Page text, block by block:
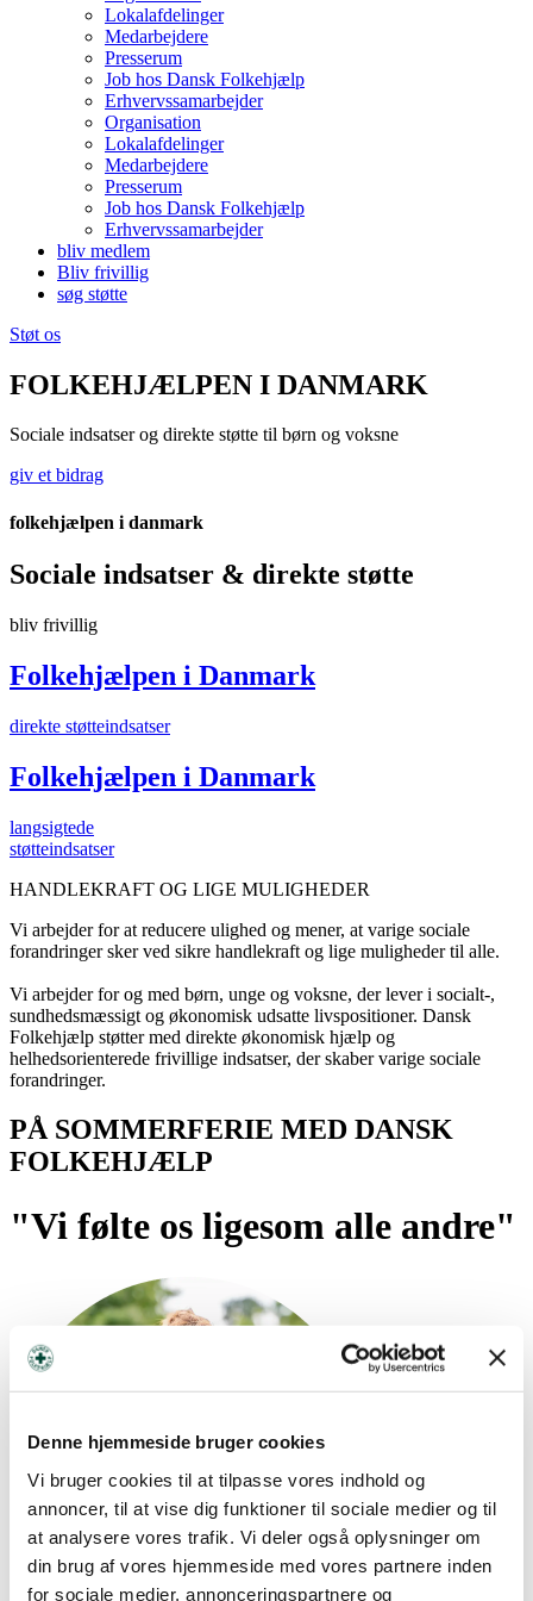
Denne hjemmeside bruger cookies
Vi bruger cookies til at tilpasse vores indhold og
annoncer, til at vise dig funktioner til sociale medier og til
at analysere vores trafik. Vi deler også oplysninger om
din brug af vores hjemmeside med vores partnere inden
for sociale medier, annonceringspartnere og
Lokalafdelinger
Medarbejdere
Presserum
Job hos Dansk Folkehjælp
Erhvervssamarbejder
Organisation
Lokalafdelinger
Medarbejdere
Presserum
Job hos Dansk Folkehjælp
Erhvervssamarbejder
bliv medlem
Bliv frivillig
søg støtte
Støt os
FOLKEHJÆLPEN I DANMARK
Sociale indsatser og direkte støtte til børn og voksne
giv et bidrag
folkehjælpen i danmark
Sociale indsatser & direkte støtte
bliv frivillig
Folkehjælpen i Danmark
direkte støtteindsatser
Folkehjælpen i Danmark
langsigtede
støtteindsatser
HANDLEKRAFT OG LIGE MULIGHEDER
Vi arbejder for at reducere ulighed og mener, at varige sociale
forandringer sker ved sikre handlekraft og lige muligheder til alle.
Vi arbejder for og med børn, unge og voksne, der lever i socialt-,
sundhedsmæssigt og økonomisk udsatte livspositioner. Dansk
Folkehjælp støtter med direkte økonomisk hjælp og
helhedsorienterede frivillige indsatser, der skaber varige sociale
forandringer.
PÅ SOMMERFERIE MED DANSK
FOLKEHJÆLP
"Vi følte os ligesom alle andre"